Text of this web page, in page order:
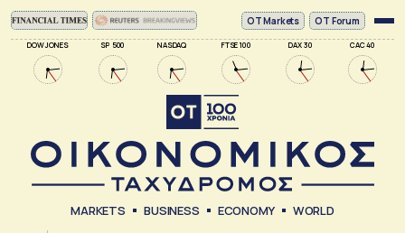
DOW JONES SP 500 NASDAQ FTSE 100 DAX 30 CAC 40
ΟΤ Markets OT Forum
MARKETS BUSINESS ECONOMY WORLD